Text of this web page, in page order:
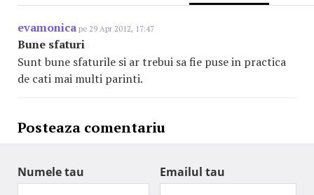
evamonica pe 29 Apr 2012, 17:47
Bune sfaturi
Sunt bune sfaturile si ar trebui sa fie puse in practica
de cati mai multi parinti.
Posteaza comentariu
Numele tau Emailul tau